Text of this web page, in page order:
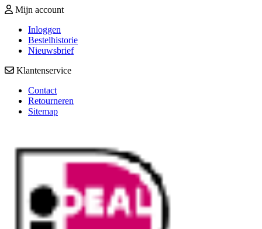
Mijn account
Inloggen
Bestelhistorie
Nieuwsbrief
Klantenservice
Contact
Retourneren
Sitemap